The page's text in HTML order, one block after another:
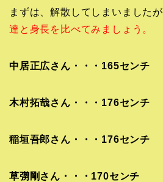
まずは、解散してしまいましたが
達と身長を比べてみましょう。
中居正広さん・・・165センチ
木村拓哉さん・・・176センチ
稲垣吾郎さん・・・176センチ
草彅剛さん・・・170センチ